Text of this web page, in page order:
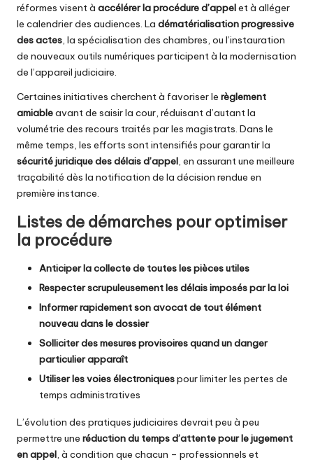
réformes visent à accélérer la procédure d’appelet à alléger
le calendrier des audiences. La dématérialisation progressive
des actes, la spécialisation des chambres, ou l’instauration
de nouveaux outils numériques participent à la modernisation
de l’appareil judiciaire.
Certaines initiatives cherchent à favoriser le règlement
amiableavant de saisir la cour, réduisant d’autant la
volumétrie des recours traités par les magistrats. Dans le
même temps, les efforts sont intensifiés pour garantir la
sécurité juridique des délais d’appel, en assurant une meilleure
traçabilité dès la notification de la décision rendue en
première instance.
Listes de démarches pour optimiser
la procédure
Anticiper la collecte de toutes les pièces utiles
Respecter scrupuleusement les délais imposés par la loi
Informer rapidement son avocat de tout élément
nouveau dans le dossier
Solliciter des mesures provisoires quand un danger
particulier apparaît
Utiliser les voies électroniquespour limiter les pertes de
temps administratives
L’évolution des pratiques judiciaires devrait peu à peu
permettre une réduction du temps d’attente pour le jugement
en appel, à condition que chacun – professionnels et